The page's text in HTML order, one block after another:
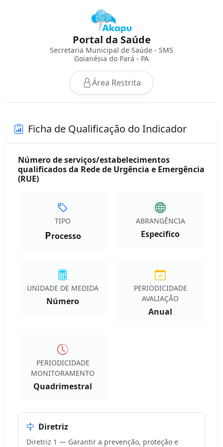
Portal da Saúde
Secretaria Municipal de Saúde - SMS
Goianésia do Pará - PA
Área Restrita
Ficha de Qualificação do Indicador
Número de serviços/estabelecimentos
qualificados da Rede de Urgência e Emergência
(RUE)
TIPO
Processo
ABRANGÊNCIA
Especifico
UNIDADE DE MEDIDA
Número
PERIODICIDADE
AVALIAÇÃO
Anual
PERIODICIDADE
MONITORAMENTO
Quadrimestral
Diretriz
Diretriz 1 — Garantir a prevenção, proteção e